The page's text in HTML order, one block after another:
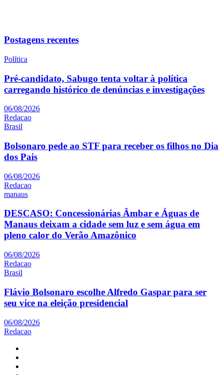
Postagens recentes
Política
Pré-candidato, Sabugo tenta voltar à política
carregando histórico de denúncias e investigações
06/08/2026
Redacao
Brasil
Bolsonaro pede ao STF para receber os filhos no Dia
dos Pais
06/08/2026
Redacao
manaus
DESCASO: Concessionárias Âmbar e Águas de
Manaus deixam a cidade sem luz e sem água em
pleno calor do Verão Amazônico
06/08/2026
Redacao
Brasil
Flávio Bolsonaro escolhe Alfredo Gaspar para ser
seu vice na eleição presidencial
06/08/2026
Redacao